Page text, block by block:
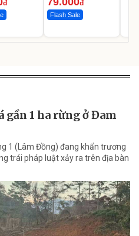
đ đ
Flash Sale
1 ha rừng ở Đam
1 (Lâm Đồng) đang khẩn trương
trái pháp luật xảy ra trên địa bàn